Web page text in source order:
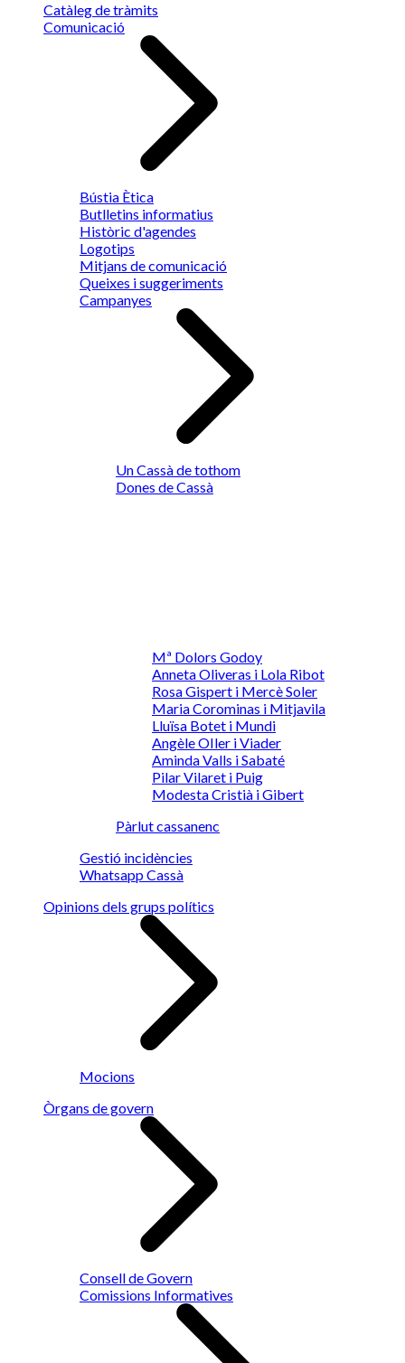
Catàleg de tràmits
Comunicació
Bústia Ètica
Butlletins informatius
Històric d'agendes
Logotips
Mitjans de comunicació
Queixes i suggeriments
Campanyes
Un Cassà de tothom
Dones de Cassà
Mª Dolors Godoy
Anneta Oliveras i Lola Ribot
Rosa Gispert i Mercè Soler
Maria Corominas i Mitjavila
Lluïsa Botet i Mundi
Angèle OIler i Viader
Aminda Valls i Sabaté
Pilar Vilaret i Puig
Modesta Cristià i Gibert
Pàrlut cassanenc
Gestió incidències
Whatsapp Cassà
Opinions dels grups polítics
Mocions
Òrgans de govern
Consell de Govern
Comissions Informatives